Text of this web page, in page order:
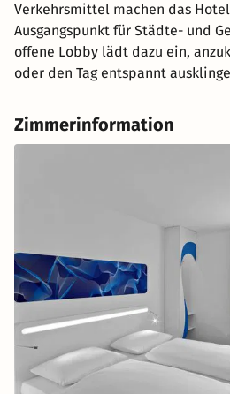
Verkehrsmittel machen das
Ausgangspunkt für Städte- und
offene Lobby lädt dazu ein,
oder den Tag entspannt
Zimmerinformation